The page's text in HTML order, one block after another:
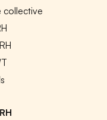
collective